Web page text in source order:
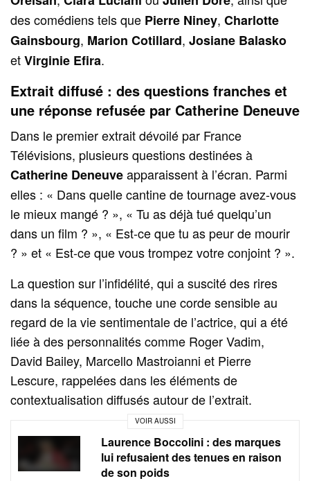
des comédiens tels que Pierre Niney,Charlotte
Gainsbourg, Marion Cotillard,Josiane Balasko
etVirginie Efira.
Extrait diffusé : des questions franches et
une réponse refusée par Catherine Deneuve
Dans le premier extrait dévoilé par France
Télévisions, plusieurs questions destinées à
Catherine Deneuveapparaissent à l’écran. Parmi
elles : « Dans quelle cantine de tournage avez-vous
le mieux mangé ? », « Tu as déjà tué quelqu’un
dans un film ? », « Est-ce que tu as peur de mourir
? » et « Est-ce que vous trompez votre conjoint ? ».
La question sur l’infidélité, qui a suscité des rires
dans la séquence, touche une corde sensible au
regard de la vie sentimentale de l’actrice, qui a été
liée à des personnalités comme Roger Vadim,
David Bailey, Marcello Mastroianni et Pierre
Lescure, rappelées dans les éléments de
contextualisation diffusés autour de l’extrait.
VOIR AUSSI
Laurence Boccolini : des marques
lui refusaient des tenues en raison
de son poids